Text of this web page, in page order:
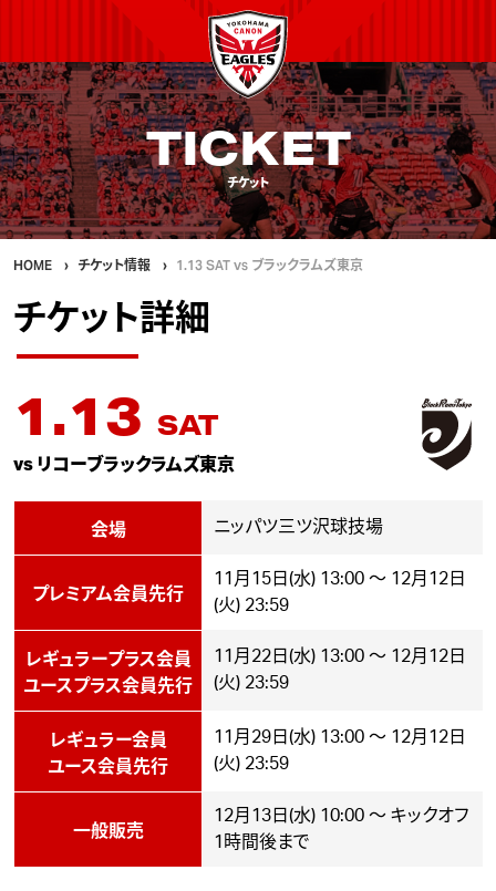
TICKET
チケット
HOME チケット情報 1.13 SAT vs ブラックラムズ東京
チケット詳細
1.13 SAT
vs リコーブラックラムズ東京
会場 ニッパツ三ツ沢球技場
プレミアム会員先行
11月15日(水) 13:00 ～ 12月12日
(火) 23:59
レギュラープラス会員
ユースプラス会員先行
11月22日(水) 13:00 ～ 12月12日
(火) 23:59
レギュラー会員
ユース会員先行
11月29日(水) 13:00 ～ 12月12日
(火) 23:59
一般販売
12月13日(水) 10:00 ～ キックオフ
1時間後まで